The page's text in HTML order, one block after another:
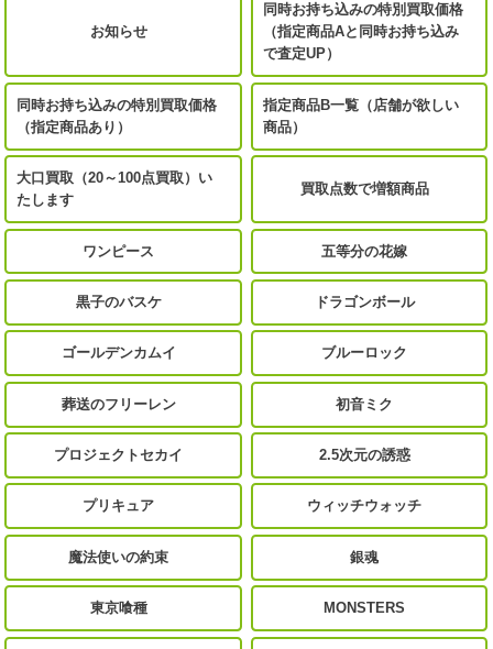
お知らせ
同時お持ち込みの特別買取価格
（指定商品Aと同時お持ち込み
で査定UP）
同時お持ち込みの特別買取価格
（指定商品あり）
指定商品B一覧（店舗が欲しい
商品）
大口買取（20～100点買取）い
たします
買取点数で増額商品
ワンピース 五等分の花嫁
黒子のバスケ ドラゴンボール
ゴールデンカムイ ブルーロック
葬送のフリーレン 初音ミク
プロジェクトセカイ 2.5次元の誘惑
プリキュア ウィッチウォッチ
魔法使いの約束 銀魂
東京喰種 MONSTERS